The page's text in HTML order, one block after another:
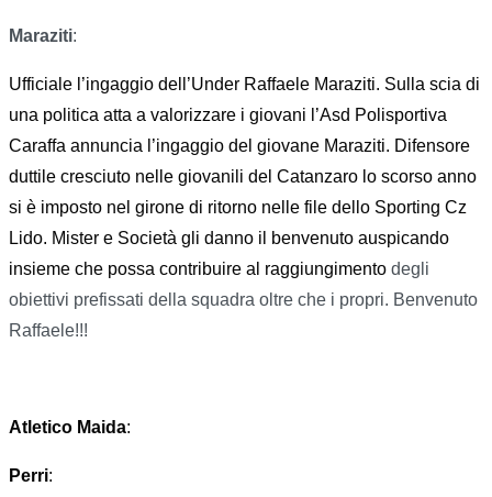
Maraziti:
Ufficiale l’ingaggio dell’Under Raffaele Maraziti. Sulla scia di
una politica atta a valorizzare i giovani l’Asd Polisportiva
Caraffa annuncia l’ingaggio del giovane Maraziti. Difensore
duttile cresciuto nelle giovanili del Catanzaro lo scorso anno
si è imposto nel girone di ritorno nelle file dello Sporting Cz
Lido. Mister e Società gli danno il benvenuto auspicando
insieme che possa contribuire al raggiungimento degli
obiettivi prefissati della squadra oltre che i propri. Benvenuto
Raffaele!!!
Atletico Maida:
Perri: